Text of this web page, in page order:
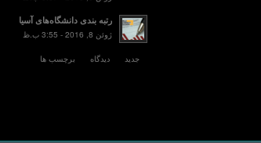
رتبه بندی دانشگاه‌های آسیا
ژوئن 8, 2016 - 3:55 ب.ظ
جدید دیدگاه برچسب ها